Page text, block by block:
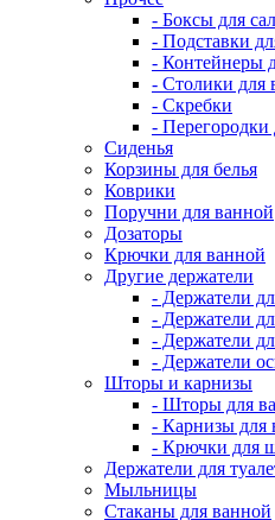
- Боксы для
- Подставки
- Контейнеры
- Столики для
- Скребки
- Перегородки
Сиденья
Корзины для белья
Коврики
Поручни для ванной
Дозаторы
Крючки для ванной
Другие держатели
- Держатели
- Держатели
- Держатели
- Держатели
Шторы и карнизы
- Шторы для
- Карнизы для
- Крючки для
Держатели для
Мыльницы
Стаканы для ванной